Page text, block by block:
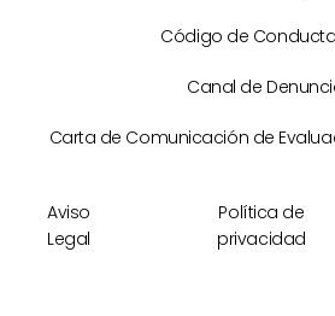
Código de
Canal de
Carta de Comunicación de
Aviso
Legal
Política de
privacidad